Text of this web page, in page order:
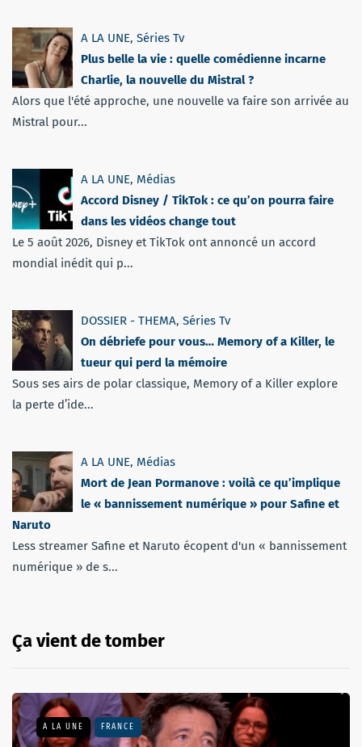
A LA UNE, Séries Tv
Plus belle la vie : quelle comédienne incarne
Charlie, la nouvelle du Mistral ?
Alors que l'été approche, une nouvelle va faire son arrivée au
Mistral pour...
A LA UNE, Médias
Accord Disney / TikTok : ce qu’on pourra faire
dans les vidéos change tout
Le 5 août 2026, Disney et TikTok ont annoncé un accord
mondial inédit qui p...
DOSSIER - THEMA, Séries Tv
On débriefe pour vous… Memory of a Killer, le
tueur qui perd la mémoire
Sous ses airs de polar classique, Memory of a Killer explore
la perte d’ide...
A LA UNE, Médias
Mort de Jean Pormanove : voilà ce qu’implique
le « bannissement numérique » pour Safine et
Naruto
Less streamer Safine et Naruto écopent d'un « bannissement
numérique » de s...
Ça vient de tomber
A LA UNE FRANCE